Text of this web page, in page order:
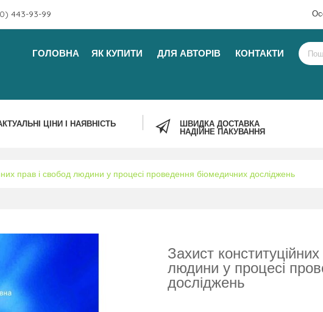
443-93-99
ГОЛОВНА ЯК КУПИТИ ДЛЯ АВТОРІВ КОНТАКТИ
ЦІНИ І НАЯВНІСТЬ
ШВИДКА ДОСТАВКА
НАДІЙНЕ ПАКУВАННЯ
прав і свобод людини у процесі проведення біомедичних досліджень
Захист
людини у процесі
досліджень